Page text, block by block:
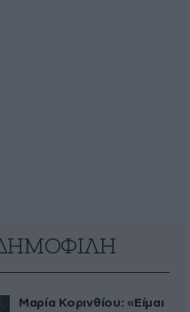
Μαρία Κορινθίου: «Είμαι